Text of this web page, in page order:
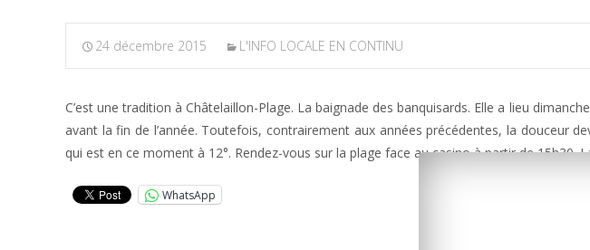
24 décembre 2015 L'INFO LOCALE EN CONTINU
C’est une tradition à Châtelaillon-Plage. La baignade des banquisards. Elle a lieu
avant la fin de l’année. Toutefois, contrairement aux années précédentes, la douceur
qui est en ce moment à 12°. Rendez-vous sur la plage face au casino à partir de 15h30.
WhatsApp